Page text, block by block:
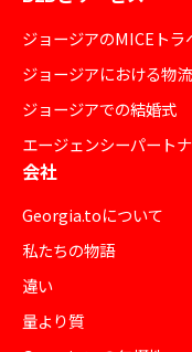
ジョージアのMICEトラ
ジョージアにおける物
ジョージアでの結婚式
エージェンシーパート
会社
Georgia.toについて
私たちの物語
違い
量より質